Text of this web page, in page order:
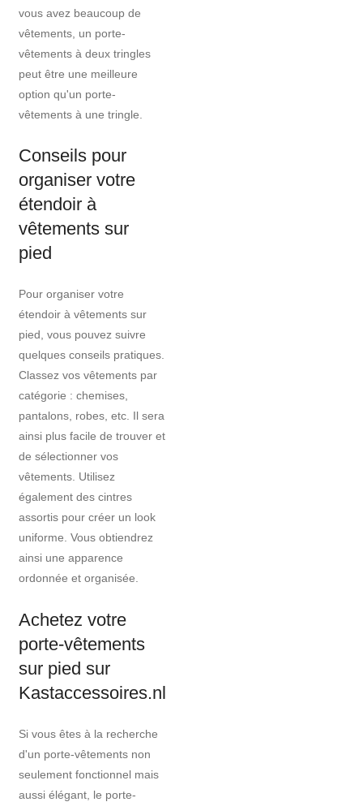
vous avez beaucoup de
vêtements, un porte-
vêtements à deux tringles
peut être une meilleure
option qu'un porte-
vêtements à une tringle.
Conseils pour
organiser votre
étendoir à
vêtements sur
pied
Pour organiser votre
étendoir à vêtements sur
pied, vous pouvez suivre
quelques conseils pratiques.
Classez vos vêtements par
catégorie : chemises,
pantalons, robes, etc. Il sera
ainsi plus facile de trouver et
de sélectionner vos
vêtements. Utilisez
également des cintres
assortis pour créer un look
uniforme. Vous obtiendrez
ainsi une apparence
ordonnée et organisée.
Achetez votre
porte-vêtements
sur pied sur
Kastaccessoires.nl
Si vous êtes à la recherche
d'un porte-vêtements non
seulement fonctionnel mais
aussi élégant, le porte-